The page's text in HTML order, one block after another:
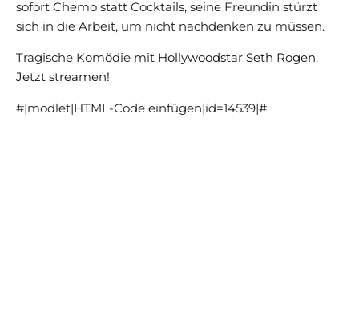
sofort Chemo statt Cocktails, seine Freundin stürzt
sich in die Arbeit, um nicht nachdenken zu müssen.
Tragische Komödie mit Hollywoodstar Seth Rogen.
Jetzt streamen!
#|modlet|HTML-Code einfügen|id=14539|#